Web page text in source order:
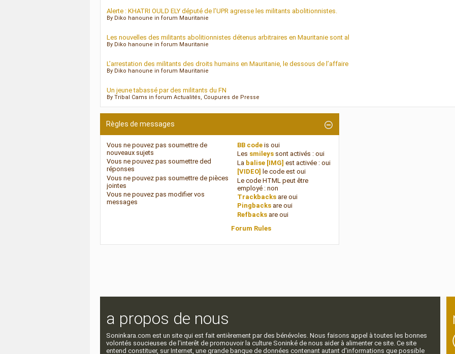
Alerte : KHATRI OULD ELY député de l’UPR agresse les militants abolitionnistes.
By Diko hanoune in forum Mauritanie
Les nouvelles des militants abolitionnistes détenus arbitraires en Mauritanie sont al
By Diko hanoune in forum Mauritanie
L’arrestation des militants des droits humains en Mauritanie, le dessous de l’affaire
By Diko hanoune in forum Mauritanie
Un jeune tabassé par des militants du FN
By Tribal Cams in forum Actualités, Coupures de Presse
Règles de messages
Vous ne pouvez pas soumettre de
nouveaux sujets
Vous ne pouvez pas soumettre ded
réponses
Vous ne pouvez pas soumettre de pièces
jointes
Vous ne pouvez pas modifier vos
messages
BB codeis oui
Les smileyssont activés : oui
La balise [IMG] est activée : oui
[VIDEO] le code est oui
Le code HTML peut être
employé : non
Trackbacksare oui
Pingbacksare oui
Refbacksare oui
Forum Rules
a propos de nous
Soninkara.com est un site qui est fait entièrement par des bénévoles. Nous faisons appel à toutes les bonnes
volontés soucieuses de l'interêt de promouvoir la culture Soninké de nous aider à alimenter ce site. Ce site
entend constituer, sur Internet, une grande banque de données contenant autant d'informations que possible